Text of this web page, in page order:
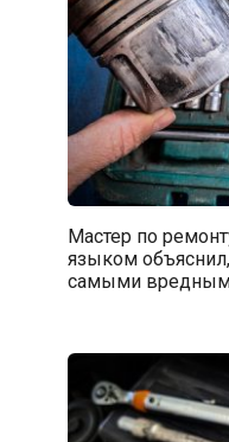
Мастер по
языком
самыми